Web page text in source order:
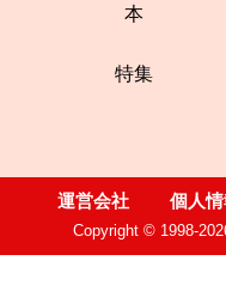
本
特集
運営会社 個人
Copyright © 1998-